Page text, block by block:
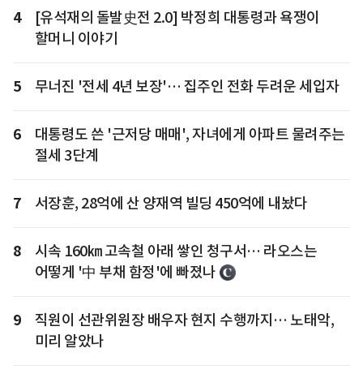
4
[유석재의 돌발史전 2.0] 박정희 대통령과 욕쟁이
할머니 이야기
5 무너진 '전세 4년 보장'… 집주인 전화 두려운 세입자
6
대통령도 쓴 '근저당 매매', 자녀에게 아파트 물려주는
절세 3단계
7 서장훈, 28억에 산 양재역 빌딩 450억에 내놨다
8
시속 160㎞ 고속철 아래 쌓인 청구서… 라오스는
어떻게 '中 부채 함정'에 빠졌나
9
직원이 선관위원장 배우자 현지 수행까지… 노태악,
미리 알았나